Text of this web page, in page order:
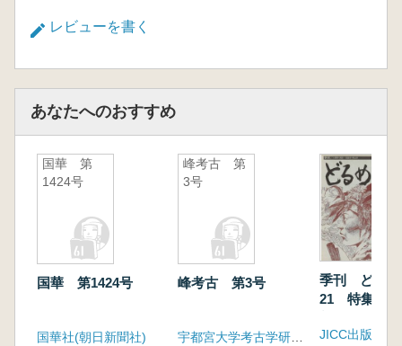
レビューを書く
あなたへのおすすめ
国華 第
1424号
国華 第1424号
国華社(朝日新聞社)
峰考古 第
3号
峰考古 第3号
季刊 どる
21 特集:琉
JICC出版局